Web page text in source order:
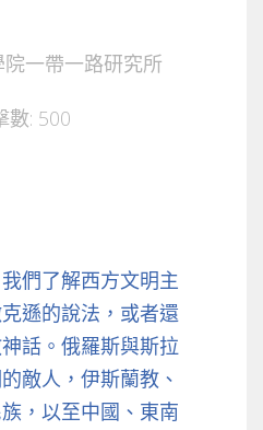
一帶一路研究所
數: 500
們了解西方文明主
遜的說法，或者還
話。俄羅斯與斯拉
敵人，伊斯蘭教、
，以至中國、東南